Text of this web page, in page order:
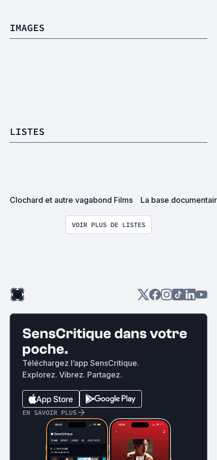
IMAGES
LISTES
Clochard et autre vagabond Films La base
VOIR PLUS DE LISTES
SensCritique dans votre
poche.
Téléchargez l’app SensCritique.
Explorez. Vibrez. Partagez.
EN SAVOIR PLUS